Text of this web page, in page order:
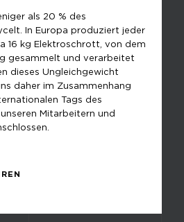
als 20 % des
In Europa produziert jeder
16 kg Elektroschrott, von dem
gesammelt und verarbeitet
dieses Ungleichgewicht
daher im Zusammenhang
Tags des
Mitarbeitern und